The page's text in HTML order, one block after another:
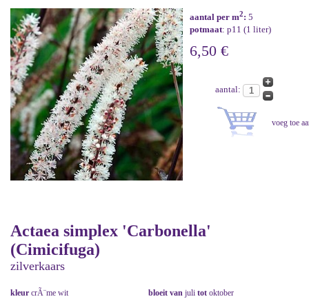
aantal per m2: 5
potmaat: p11 (1 liter)
6,50 €
aantal:
Actaea simplex 'Carbonella'
(Cimicifuga)
zilverkaars
kleur crÃ¨me wit bloeit van juli tot oktober